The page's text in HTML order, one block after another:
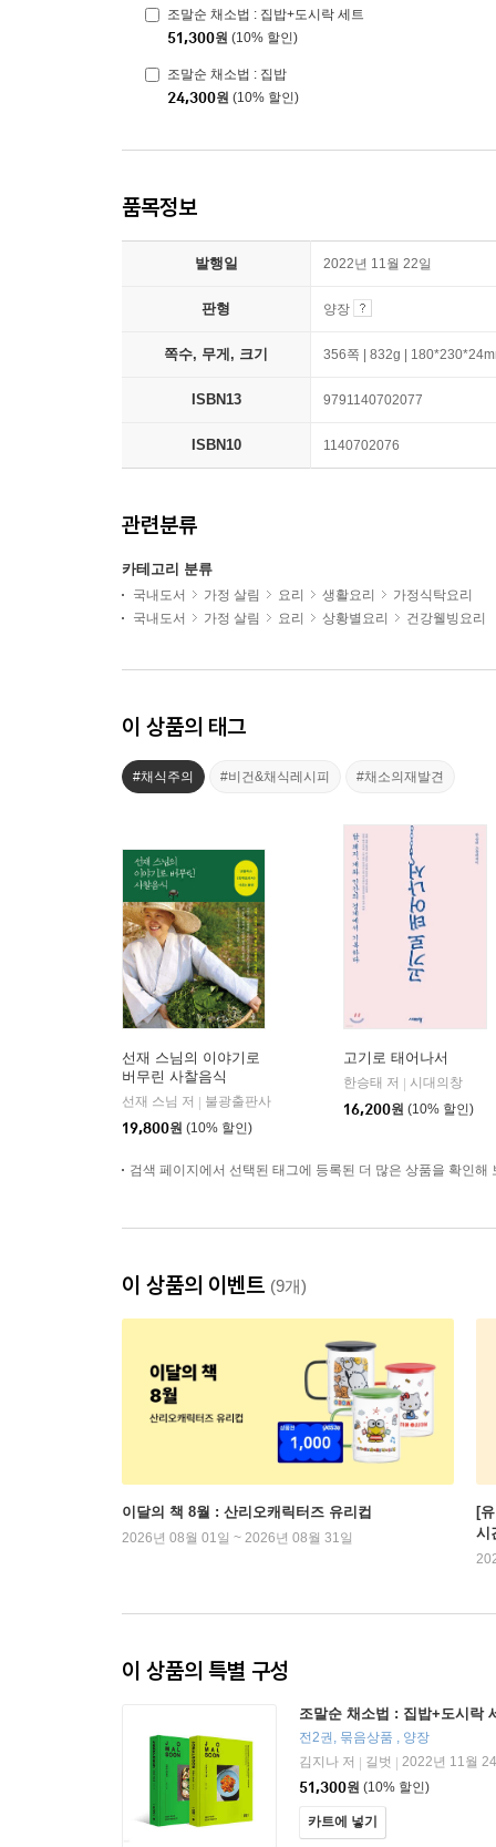
조말순 채소법 : 집밥+도시락 세트
51,300원 (10% 할인)
조말순 채소법 : 집밥
24,300원 (10% 할인)
품목정보
발행일 2022년 11월 22일
판형 양장
쪽수, 무게, 크기 356쪽 | 832g |
ISBN13 9791140702077
ISBN10 1140702076
관련분류
카테고리 분류
국내도서 가정 살림 요리 생활요리
가정식탁요리
국내도서
가정 살림 요리 상황별요리 건강웰빙요리
이 상품의 태그
#채식주의 #비건&채식레시피 #채소의재발견
선재 스님의 이야기로
버무린 사찰음식
선재 스님 저
불광출판사
19,800원 (10% 할인)
고기로 태어나서
한승태 저
시대의창
16,200원 (10% 할인)
검색 페이지에서 선택된 태그에 등록된 더 많은 상품을 확인해
이 상품의 이벤트 (9개)
이달의 책 8월 : 산리오캐릭터즈 유리컵
2026년 08월 01일 ~ 2026년 08월 31일
[
시
이 상품의 특별 구성
조말순 채소법 : 집밥+도시락
전2권, 묶음상품 , 양장
김지나 저
길벗
2022년 11월
51,300원 (10% 할인)
카트에 넣기